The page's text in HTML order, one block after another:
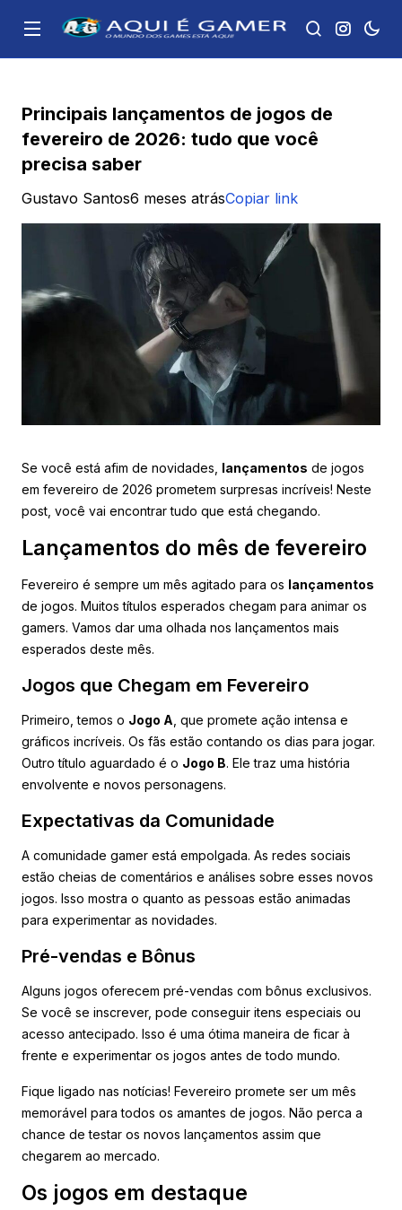
Principais lançamentos de jogos de
fevereiro de 2026: tudo que você
precisa saber
Gustavo Santos6 meses atrásCopiar link
Se você está afim de novidades, lançamentos de jogos
em fevereiro de 2026 prometem surpresas incríveis! Neste
post, você vai encontrar tudo que está chegando.
Lançamentos do mês de fevereiro
Fevereiro é sempre um mês agitado para os lançamentos
de jogos. Muitos títulos esperados chegam para animar os
gamers. Vamos dar uma olhada nos lançamentos mais
esperados deste mês.
Jogos que Chegam em Fevereiro
Primeiro, temos o Jogo A , que promete ação intensa e
gráficos incríveis. Os fãs estão contando os dias para jogar.
Outro título aguardado é o Jogo B. Ele traz uma história
envolvente e novos personagens.
Expectativas da Comunidade
A comunidade gamer está empolgada. As redes sociais
estão cheias de comentários e análises sobre esses novos
jogos. Isso mostra o quanto as pessoas estão animadas
para experimentar as novidades.
Pré-vendas e Bônus
Alguns jogos oferecem pré-vendas com bônus exclusivos.
Se você se inscrever, pode conseguir itens especiais ou
acesso antecipado. Isso é uma ótima maneira de ficar à
frente e experimentar os jogos antes de todo mundo.
Fique ligado nas notícias! Fevereiro promete ser um mês
memorável para todos os amantes de jogos. Não perca a
chance de testar os novos lançamentos assim que
chegarem ao mercado.
Os jogos em destaque